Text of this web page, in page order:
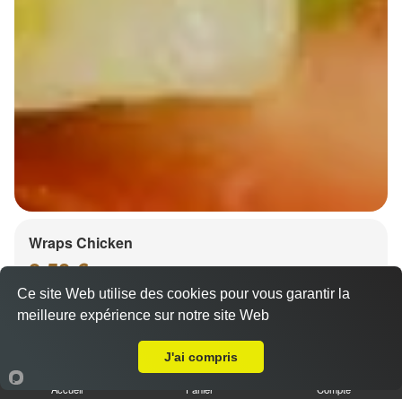
Wraps Chicken
8.50 €
Accueil Panier Compte
Ce site Web utilise des cookies pour vous garantir la
meilleure expérience sur notre site Web
J'ai compris